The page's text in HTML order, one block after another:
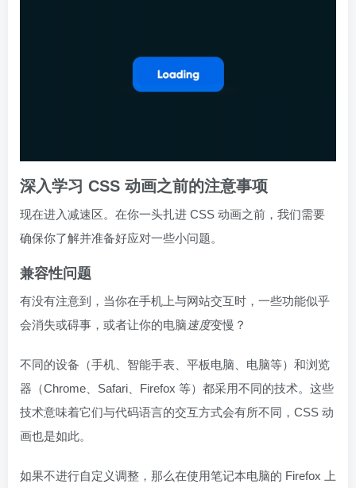
深入学习 CSS 动画之前的注意事项
现在进入减速区。在你一头扎进 CSS 动画之前，我们需要
确保你了解并准备好应对一些小问题。
兼容性问题
有没有注意到，当你在手机上与网站交互时，一些功能似乎
会消失或碍事，或者让你的电脑速度变慢？
不同的设备（手机、智能手表、平板电脑、电脑等）和浏览
器（Chrome、Safari、Firefox 等）都采用不同的技术。这些
技术意味着它们与代码语言的交互方式会有所不同，CSS 动
画也是如此。
如果不进行自定义调整，那么在使用笔记本电脑的 Firefox 上